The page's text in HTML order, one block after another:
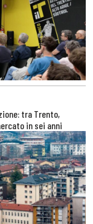
tra Trento,
in sei anni